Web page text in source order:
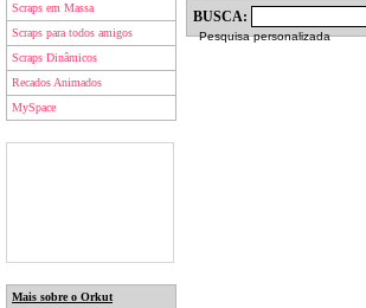
Scraps em Massa
Scraps para todos amigos
Scraps Dinâmicos
Recados Animados
MySpace
Mais sobre o Orkut
BUSCA:
Pesquisa personalizada